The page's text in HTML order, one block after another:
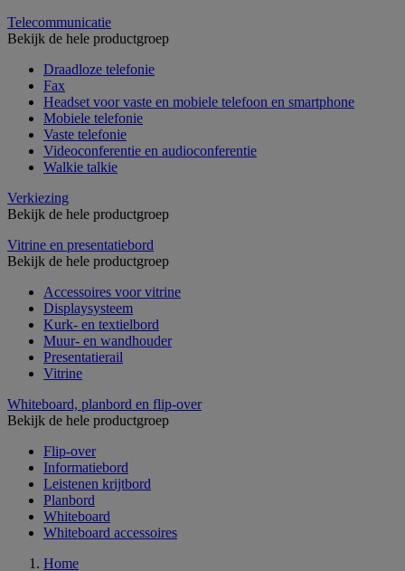
Telecommunicatie
Bekijk de hele productgroep
Draadloze telefonie
Fax
Headset voor vaste en mobiele telefoon en smartphone
Mobiele telefonie
Vaste telefonie
Videoconferentie en audioconferentie
Walkie talkie
Verkiezing
Bekijk de hele productgroep
Vitrine en presentatiebord
Bekijk de hele productgroep
Accessoires voor vitrine
Displaysysteem
Kurk- en textielbord
Muur- en wandhouder
Presentatierail
Vitrine
Whiteboard, planbord en flip-over
Bekijk de hele productgroep
Flip-over
Informatiebord
Leistenen krijtbord
Planbord
Whiteboard
Whiteboard accessoires
Home